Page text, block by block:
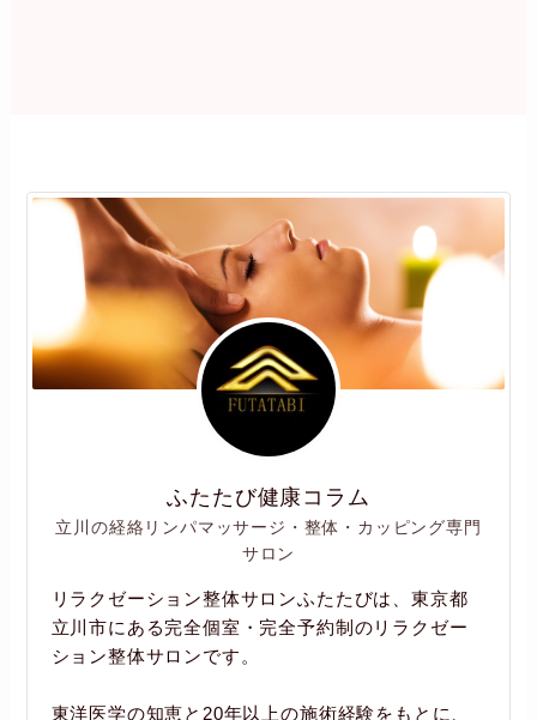
ふたたび健康コラム
立川の経絡リンパマッサージ・整体・カッピング専門
サロン
リラクゼーション整体サロンふたたびは、東京都
立川市にある完全個室・完全予約制のリラクゼー
ション整体サロンです。
東洋医学の知恵と20年以上の施術経験をもとに、